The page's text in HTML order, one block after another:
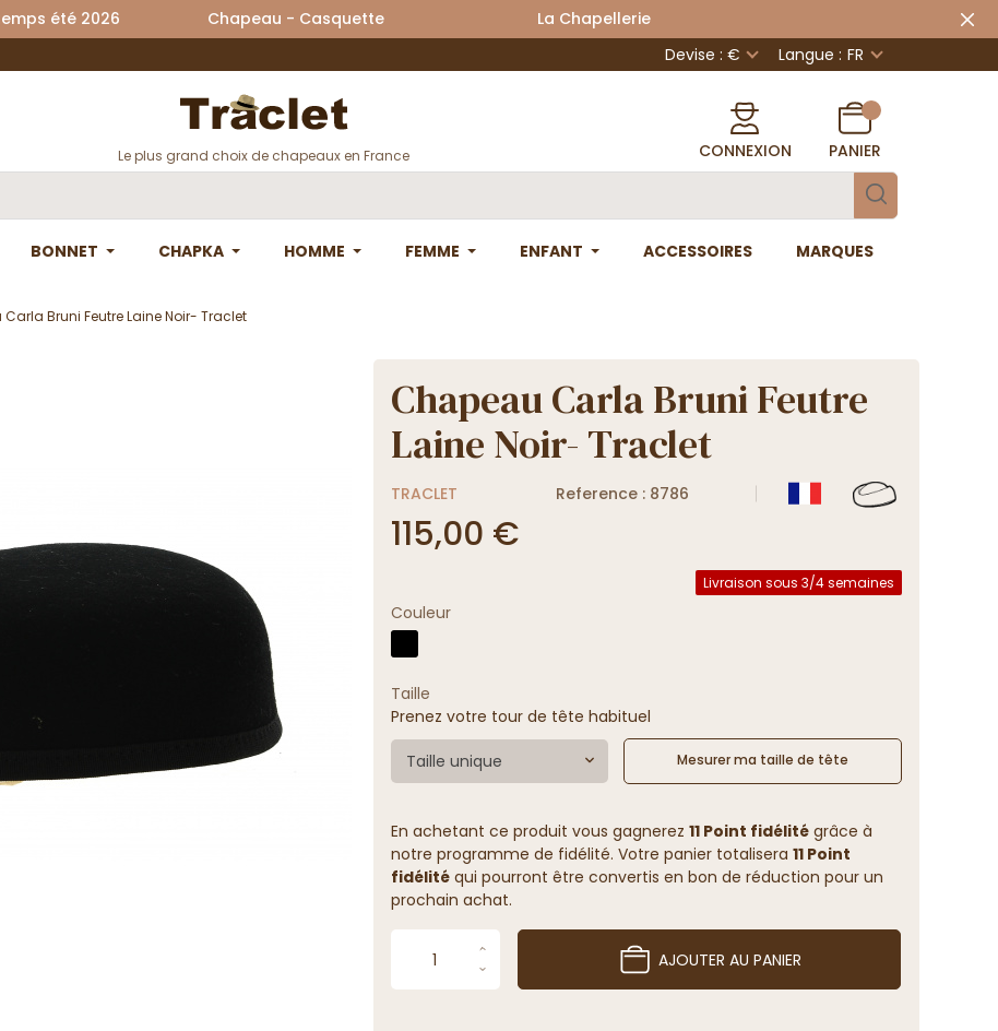
été 2026 Chapeau - Casquette La Chapellerie
Devise : € Langue : FR
Le plus grand choix de chapeaux en France CONNEXION PANIER
BONNET CHAPKA HOMME FEMME ENFANT ACCESSOIRES MARQUES
Bruni Feutre Laine Noir- Traclet
Chapeau Carla Bruni Feutre
Laine Noir- Traclet
TRACLET Reference : 8786
115,00 €
Livraison sous 3/4 semaines
Couleur
Taille
Prenez votre tour de tête habituel
Taille unique Mesurer ma taille de tête
En achetant ce produit vous gagnerez 11 Point fidélitégrâce à
notre programme de fidélité. Votre panier totalisera 11 Point
fidélitéqui pourront être convertis en bon de réduction pour un
prochain achat.
AJOUTER AU PANIER